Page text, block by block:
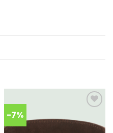
-7%
to
wishlist